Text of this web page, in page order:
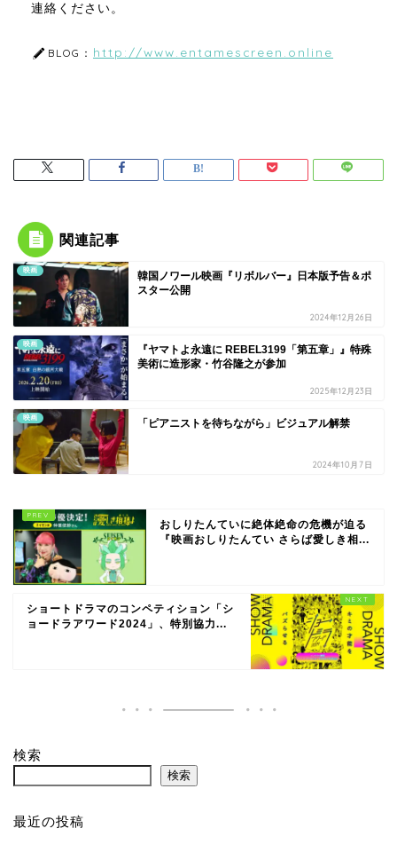
連絡ください。
BLOG： http://www.entamescreen.online
関連記事
映画
韓国ノワール映画『リボルバー』日本版予告＆ポ
スター公開
2024年12月26日
映画
『ヤマトよ永遠に REBEL3199「第五章」』特殊
美術に造形家・竹谷隆之が参加
2025年12月23日
映画 「ピアニストを待ちながら」ビジュアル解禁
2024年10月7日
おしりたんていに絶体絶命の危機が迫る
『映画おしりたんてい さらば愛しき相...
ショートドラマのコンペティション「シ
ョードラアワード2024」、特別協力...
検索
検索
最近の投稿